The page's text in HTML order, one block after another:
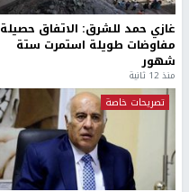
غازي حمد للشرق: الاتفاق حصيلة
مفاوضات طويلة استمرت ستة
شهور
منذ 12 ثانية
تصريحات خاصة